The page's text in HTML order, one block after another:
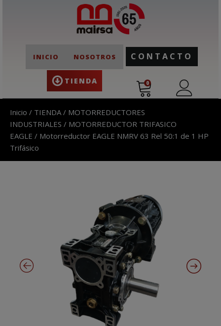
INICIO NOSOTROS
TIENDA
CONTACTO
0
Inicio / TIENDA / MOTORREDUCTORES
INDUSTRIALES / MOTORREDUCTOR TRIFASICO
EAGLE / Motorreductor EAGLE NMRV 63 Rel 50:1 de 1 HP
Trifásico